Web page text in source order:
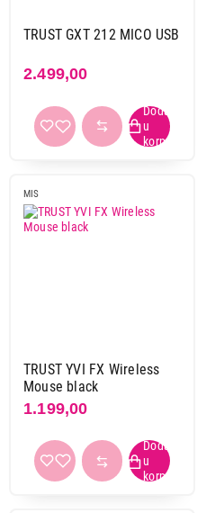
TRUST GXT 212 MICO USB
2.499,00
MIS
TRUST YVI FX Wireless
Mouse black
1.199,00